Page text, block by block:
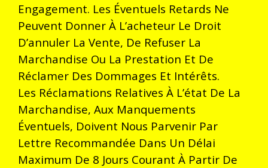
Engagement. Les Éventuels Retards Ne
Peuvent Donner À L’acheteur Le Droit
D’annuler La Vente, De Refuser La
Marchandise Ou La Prestation Et De
Réclamer Des Dommages Et Intérêts.
Les Réclamations Relatives À L’état De La
Marchandise, Aux Manquements
Éventuels, Doivent Nous Parvenir Par
Lettre Recommandée Dans Un Délai
Maximum De 8 Jours Courant À Partir De